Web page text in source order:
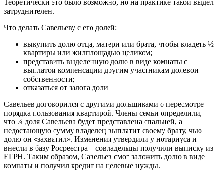
Теоретически это было возможно, но на практике такой выдел
затруднителен.
Что делать Савельеву с его долей:
выкупить долю отца, матери или брата, чтобы владеть ½
квартиры или жилплощадью целиком;
представить выделенную долю в виде комнаты с
выплатой компенсации другим участникам долевой
собственности;
отказаться от залога доли.
Савельев договорился с другими дольщиками о пересмотре
порядка пользования квартирой. Члены семьи определили,
что ¼ доля Савельева будет представлена спальней, а
недостающую сумму владелец выплатит своему брату, чью
долю он «захватил». Изменения утвердили у нотариуса и
внесли в базу Росреестра – совладельцы получили выписку из
ЕГРН. Таким образом, Савельев смог заложить долю в виде
комнаты и получил кредит на целевые нужды.